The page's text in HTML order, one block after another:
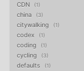
CDN 1
china 3
citywalking 1
codex 1
coding 1
cycling 3
defaults 1